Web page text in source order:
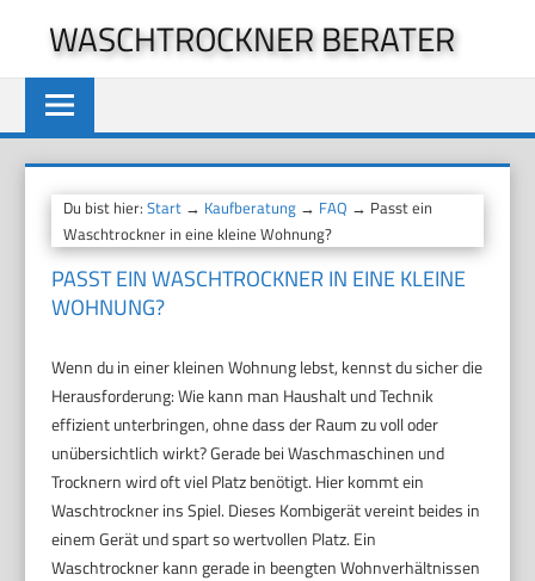
springen
WASCHTROCKNER BERATER
Du bist hier:Start → Kaufberatung → FAQ → Passt ein
Waschtrockner in eine kleine Wohnung?
PASST EIN WASCHTROCKNER IN EINE KLEINE
WOHNUNG?
Wenn du in einer kleinen Wohnung lebst, kennst du sicher die
Herausforderung: Wie kann man Haushalt und Technik
effizient unterbringen, ohne dass der Raum zu voll oder
unübersichtlich wirkt? Gerade bei Waschmaschinen und
Trocknern wird oft viel Platz benötigt. Hier kommt ein
Waschtrockner ins Spiel. Dieses Kombigerät vereint beides in
einem Gerät und spart so wertvollen Platz. Ein
Waschtrockner kann gerade in beengten Wohnverhältnissen